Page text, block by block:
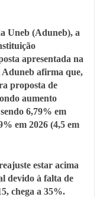
Uneb (Aduneb), a
apresentada na
afirma que,
proposta de
aumento
6,79% em
em 2026 (4,5 em
estar acima
devido à falta de
chega a 35%.